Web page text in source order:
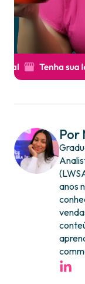
Por
anos